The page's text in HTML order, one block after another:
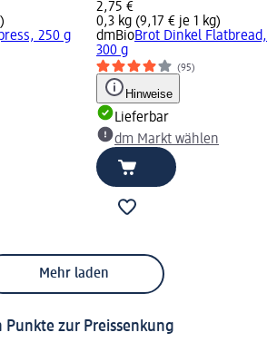
250 g
2,75 €
0,3 kg (9,17 € je 1 kg)
dmBioBrot Dinkel Flatbread,
300 g
(95)
Hinweise
Lieferbar
dm Markt wählen
Mehr laden
Punkte zur Preissenkung